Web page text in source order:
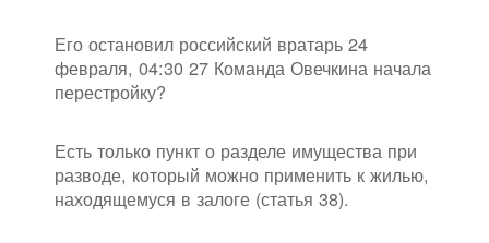
Его остановил российский вратарь 24
февраля, 04:30 27 Команда Овечкина начала
перестройку?
Есть только пункт о разделе имущества при
разводе, который можно применить к жилью,
находящемуся в залоге (статья 38).